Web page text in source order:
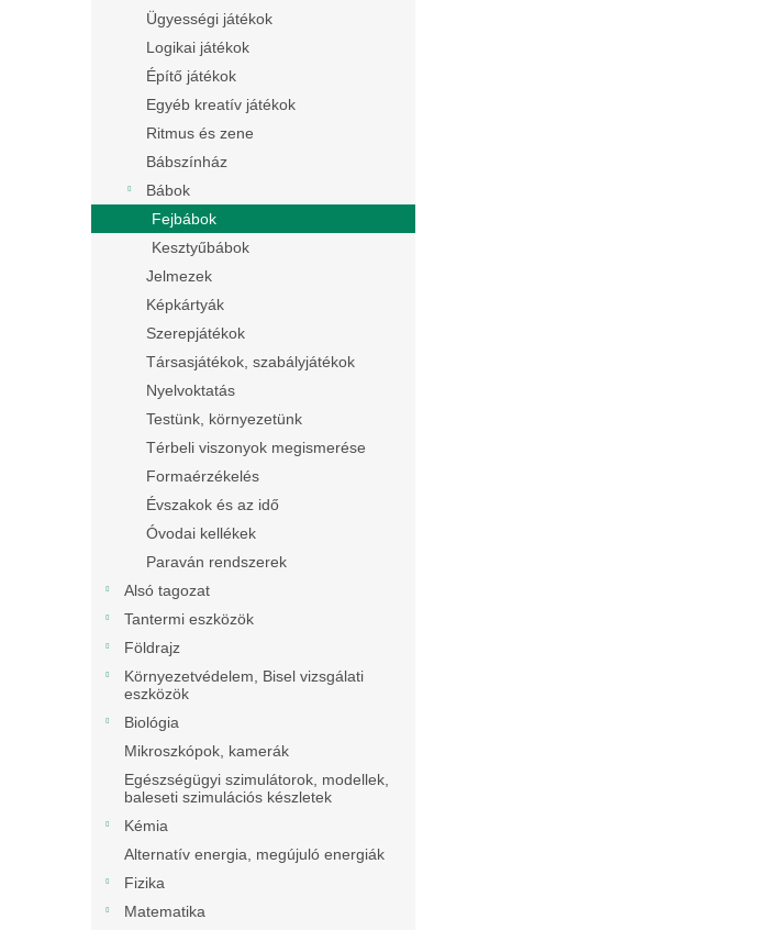
Ügyességi játékok
Logikai játékok
Építő játékok
Egyéb kreatív játékok
Ritmus és zene
Bábszínház
Bábok
Fejbábok
Kesztyűbábok
Jelmezek
Képkártyák
Szerepjátékok
Társasjátékok, szabályjátékok
Nyelvoktatás
Testünk, környezetünk
Térbeli viszonyok megismerése
Formaérzékelés
Évszakok és az idő
Óvodai kellékek
Paraván rendszerek
Alsó tagozat
Tantermi eszközök
Földrajz
Környezetvédelem, Bisel vizsgálati
eszközök
Biológia
Mikroszkópok, kamerák
Egészségügyi szimulátorok, modellek,
baleseti szimulációs készletek
Kémia
Alternatív energia, megújuló energiák
Fizika
Matematika